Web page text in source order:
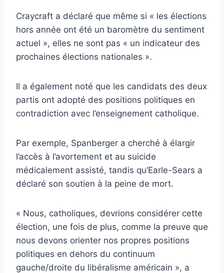
Craycraft a déclaré que même si « les élections
hors année ont été un baromètre du sentiment
actuel », elles ne sont pas « un indicateur des
prochaines élections nationales ».
Il a également noté que les candidats des deux
partis ont adopté des positions politiques en
contradiction avec l’enseignement catholique.
Par exemple, Spanberger a cherché à élargir
l’accès à l’avortement et au suicide
médicalement assisté, tandis qu’Earle-Sears a
déclaré son soutien à la peine de mort.
« Nous, catholiques, devrions considérer cette
élection, une fois de plus, comme la preuve que
nous devons orienter nos propres positions
politiques en dehors du continuum
gauche/droite du libéralisme américain », a